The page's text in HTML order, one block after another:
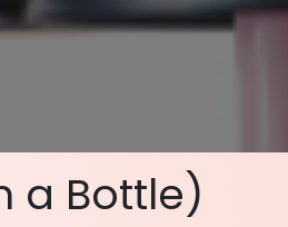
a Bottle)